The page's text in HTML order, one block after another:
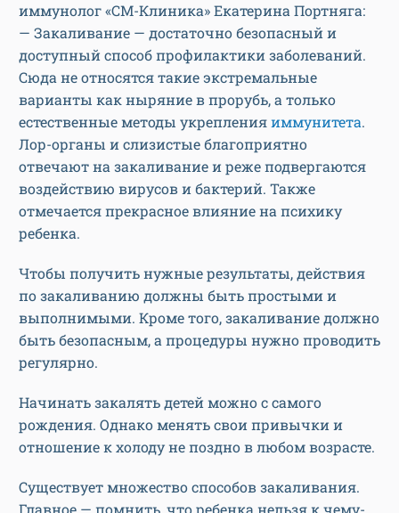
иммунолог «СМ-Клиника» Екатерина Портняга:
— Закаливание — достаточно безопасный и
доступный способ профилактики заболеваний.
Сюда не относятся такие экстремальные
варианты как ныряние в прорубь, а только
естественные методы укрепленияиммунитета.
Лор-органы и слизистые благоприятно
отвечают на закаливание и реже подвергаются
воздействию вирусов и бактерий. Также
отмечается прекрасное влияние на психику
ребенка.
Чтобы получить нужные результаты, действия
по закаливанию должны быть простыми и
выполнимыми. Кроме того, закаливание должно
быть безопасным, а процедуры нужно проводить
регулярно.
Начинать закалять детей можно с самого
рождения. Однако менять свои привычки и
отношение к холоду не поздно в любом возрасте.
Существует множество способов закаливания.
Главное — помнить, что ребенка нельзя к чему-